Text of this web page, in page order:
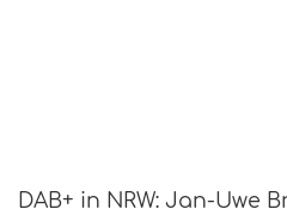
DAB+ in NRW: Jan-Uwe